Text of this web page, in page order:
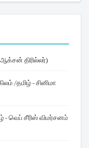
ஆக்சன் திரில்லர்)
/தமிழ் - சினிமா